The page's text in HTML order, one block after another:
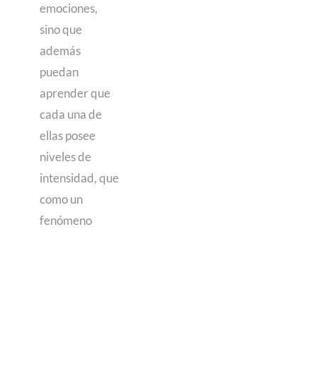
emociones,
sino que
además
puedan
aprender que
cada una de
ellas posee
niveles de
intensidad, que
como un
fenómeno